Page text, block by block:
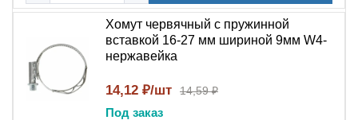
Хомут червячный с пружинной
вставкой 16-27 мм шириной 9мм W4-
нержавейка
14,12 ₽/шт 14,59 ₽
Под заказ